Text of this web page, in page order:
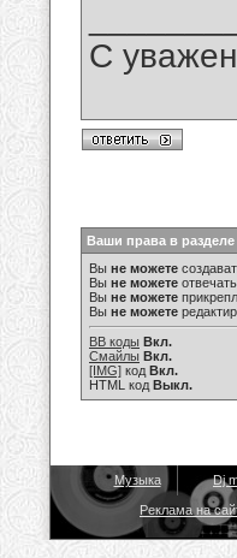
С
Ваши права в разделе
Вы не можете
Вы не можете
Вы не можете
Вы не можете
BB коды Вкл.
Смайлы Вкл.
[IMG] код Вкл.
HTML код Выкл.
Музыка Dj
Реклама на